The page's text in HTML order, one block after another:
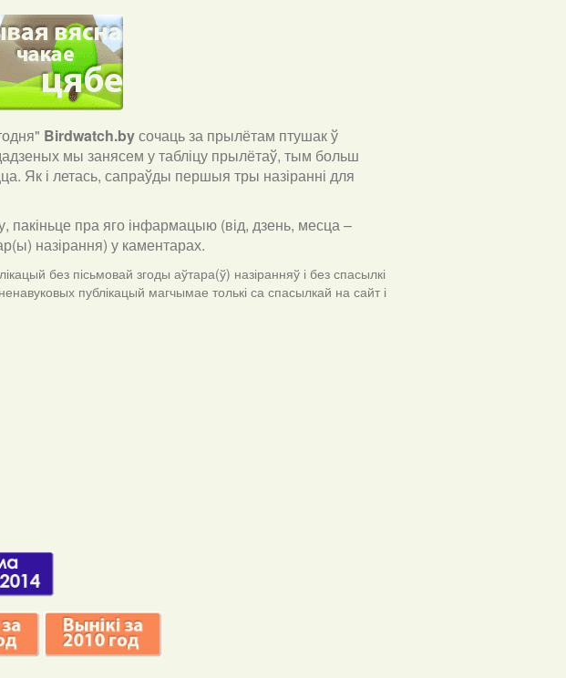
Birdwatch.byсочаць за прылётам птушак ў
мы занясем у табліцу прылётаў, тым больш
Як і летась, сапраўды першыя тры назіранні для
пакіньце пра яго інфармацыю (від, дзень, месца –
назірання) у каментарах.
без пісьмовай згоды аўтара(ў) назіранняў і без спасылкі
публікацый магчымае толькі са спасылкай на сайт і